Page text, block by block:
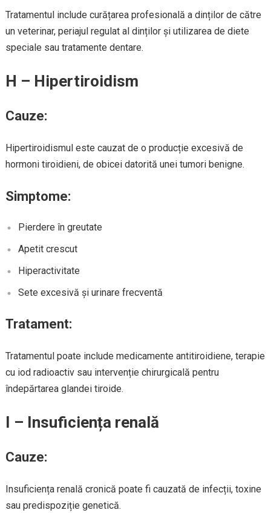
Tratamentul include curățarea profesională a dinților de către
un veterinar, periajul regulat al dinților și utilizarea de diete
speciale sau tratamente dentare.
H – Hipertiroidism
Cauze:
Hipertiroidismul este cauzat de o producție excesivă de
hormoni tiroidieni, de obicei datorită unei tumori benigne.
Simptome:
Pierdere în greutate
Apetit crescut
Hiperactivitate
Sete excesivă și urinare frecventă
Tratament:
Tratamentul poate include medicamente antitiroidiene, terapie
cu iod radioactiv sau intervenție chirurgicală pentru
îndepărtarea glandei tiroide.
I – Insuficiența renală
Cauze:
Insuficiența renală cronică poate fi cauzată de infecții, toxine
sau predispoziție genetică.